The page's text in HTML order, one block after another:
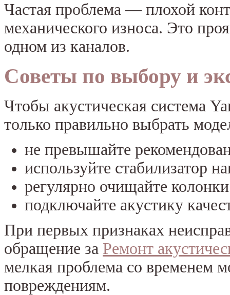
Частая проблема — плохой
механического износа. Это
одном из каналов.
Советы по выбору и
Чтобы акустическая система
только правильно выбрать
не превышайте
используйте стабилизатор
регулярно очищайте
подключайте акустику
При первых признаках
обращение за Ремонт
мелкая проблема со временем
повреждениям.